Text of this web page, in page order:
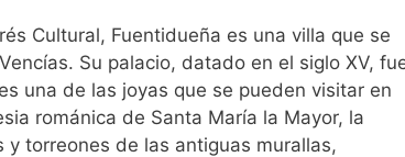
Cultural, Fuentidueña es una villa que se
Su palacio, datado en el siglo XV,
una de las joyas que se pueden visitar en
románica de Santa María la Mayor, la
torreones de las antiguas murallas,